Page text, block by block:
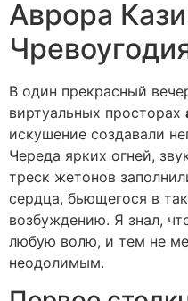
Аврора
В один прекрасный
виртуальных просторах
искушение создавали
Череда ярких огней,
треск жетонов
сердца, бьющегося в
возбуждению. Я знал,
любую волю, и тем не
неодолимым.